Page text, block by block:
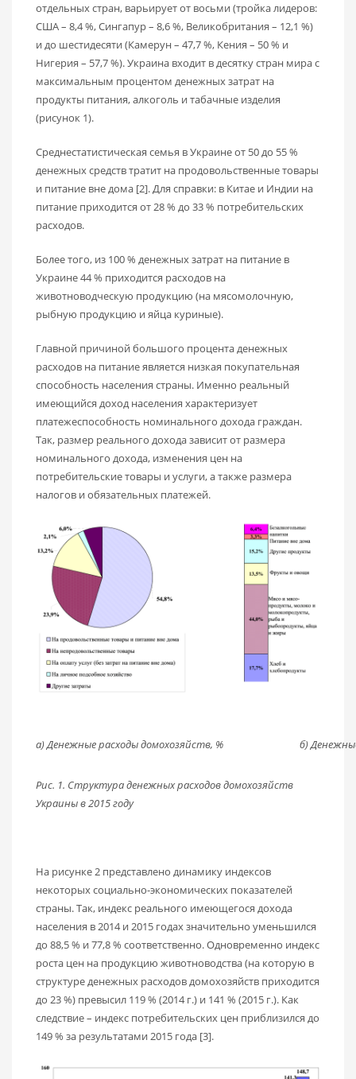
отдельных стран, варьирует от восьми (тройка лидеров:
США – 8,4 %, Сингапур – 8,6 %, Великобритания – 12,1 %)
и до шестидесяти (Камерун – 47,7 %, Кения – 50 % и
Нигерия – 57,7 %). Украина входит в десятку стран мира с
максимальным процентом денежных затрат на
продукты питания, алкоголь и табачные изделия
(рисунок 1).
Среднестатистическая семья в Украине от 50 до 55 %
денежных средств тратит на продовольственные товары
и питание вне дома [2]. Для справки: в Китае и Индии на
питание приходится от 28 % до 33 % потребительских
расходов.
Более того, из 100 % денежных затрат на питание в
Украине 44 % приходится расходов на
животноводческую продукцию (на мясомолочную,
рыбную продукцию и яйца куриные).
Главной причиной большого процента денежных
расходов на питание является низкая покупательная
способность населения страны. Именно реальный
имеющийся доход населения характеризует
платежеспособность номинального дохода граждан.
Так, размер реального дохода зависит от размера
номинального дохода, изменения цен на
потребительские товары и услуги, а также размера
налогов и обязательных платежей.
а) Денежные расходы домохозяйств, % б) Денежные
Рис. 1. Структура денежных расходов домохозяйств
Украины в 2015 году
На рисунке 2 представлено динамику индексов
некоторых социально-экономических показателей
страны. Так, индекс реального имеющегося дохода
населения в 2014 и 2015 годах значительно уменьшился
до 88,5 % и 77,8 % соответственно. Одновременно индекс
роста цен на продукцию животноводства (на которую в
структуре денежных расходов домохозяйств приходится
до 23 %) превысил 119 % (2014 г.) и 141 % (2015 г.). Как
следствие – индекс потребительских цен приблизился до
149 % за результатами 2015 года [3].